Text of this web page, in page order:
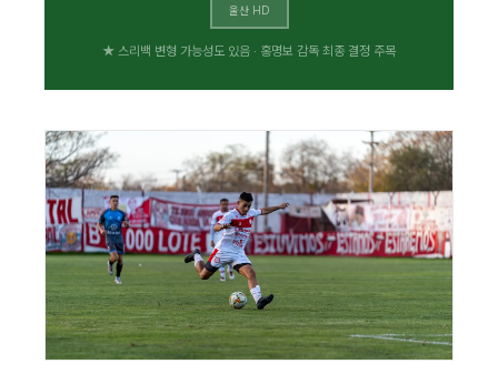
울산 HD
★ 스리백 변형 가능성도 있음 · 홍명보 감독 최종 결정 주목